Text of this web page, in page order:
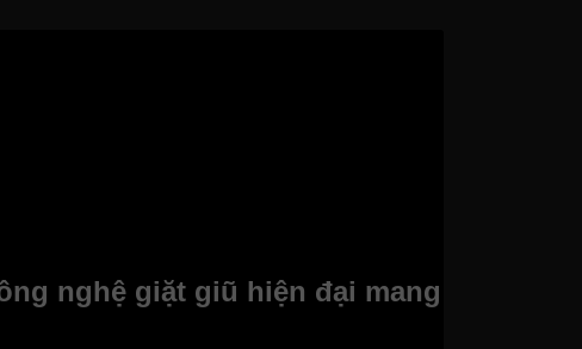
nghệ giặt giũ hiện đại mang